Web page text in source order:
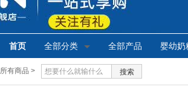
首页 全部分类 全部产品 婴幼奶
所有商品 > 搜索